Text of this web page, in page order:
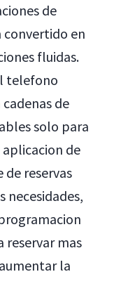
de
convertido en
fluidas.
telefono
de
solo para
de
reservas
necesidades,
reservar mas
la